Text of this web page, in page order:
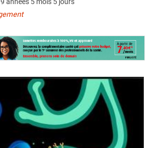
9 années 5 mois 5 jours